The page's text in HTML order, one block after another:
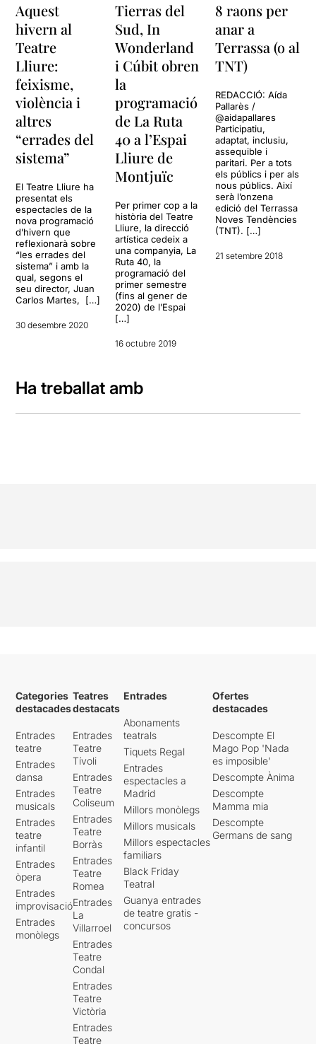
Aquest
hivern al
Teatre
Lliure:
feixisme,
violència i
altres
“errades del
sistema”
El Teatre Lliure ha
presentat els
espectacles de la
nova programació
d’hivern que
reflexionarà sobre
“les errades del
sistema” i amb la
qual, segons el
seu director, Juan
Carlos Martes, […]
30 desembre 2020
Tierras del
Sud, In
Wonderland
i Cúbit obren
la
programació
de La Ruta
40 a l’Espai
Lliure de
Montjuïc
Per primer cop a la
història del Teatre
Lliure, la direcció
artística cedeix a
una companyia, La
Ruta 40, la
programació del
primer semestre
(fins al gener de
2020) de l’Espai
[…]
16 octubre 2019
8 raons per
anar a
Terrassa (o al
TNT)
REDACCIÓ: Aída
Pallarès /
@aidapallares
Participatiu,
adaptat, inclusiu,
assequible i
paritari. Per a tots
els públics i per als
nous públics. Així
serà l’onzena
edició del Terrassa
Noves Tendències
(TNT). […]
21 setembre 2018
Ha treballat amb
Categories
destacades
Entrades
teatre
Entrades
dansa
Entrades
musicals
Entrades
teatre
infantil
Entrades
òpera
Entrades
improvisació
Entrades
monòlegs
Teatres
destacats
Entrades
Teatre
Tívoli
Entrades
Teatre
Coliseum
Entrades
Teatre
Borràs
Entrades
Teatre
Romea
Entrades
La
Villarroel
Entrades
Teatre
Condal
Entrades
Teatre
Victòria
Entrades
Teatre
Entrades
Abonaments
teatrals
Tiquets Regal
Entrades
espectacles a
Madrid
Millors monòlegs
Millors musicals
Millors espectacles
familiars
Black Friday
Teatral
Guanya entrades
de teatre gratis -
concursos
Ofertes
destacades
Descompte El
Mago Pop 'Nada
es imposible'
Descompte Ànima
Descompte
Mamma mia
Descompte
Germans de sang